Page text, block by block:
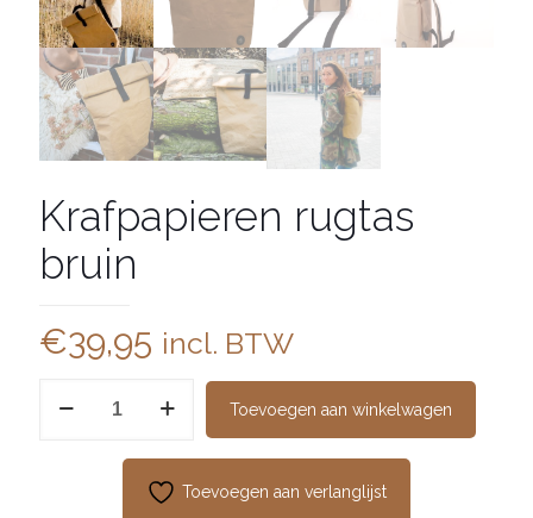
Krafpapieren rugtas
bruin
€39,95 incl. BTW
Toevoegen aan winkelwagen
Toevoegen aan verlanglijst